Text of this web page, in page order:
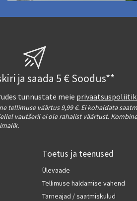
ja saada 5 € Soodus**
tunnustate meie
tellimuse väärtus 9,99 €. Ei kohaldata
vautšeril ei ole rahalist väärtust.
Toetus ja teenused
Ülevaade
Tellimuse haldamise vahend
Tarneajad / saatmiskulud